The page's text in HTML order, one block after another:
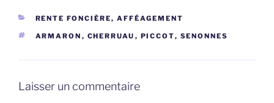
CATÉGORIES
RENTE FONCIÈRE, AFFÉAGEMENT
ÉTIQUETTES
ARMARON , CHERRUAU , PICCOT, SENONNES
Laisser un commentaire